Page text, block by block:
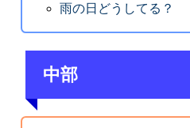
雨の日どうしてる？
中部